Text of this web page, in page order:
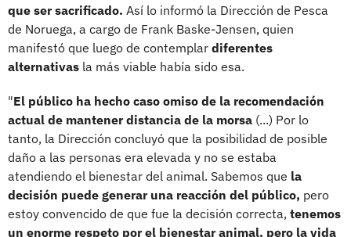
que ser sacrificado. Así lo informó la Dirección de Pesca
de Noruega, a cargo de Frank Baske-Jensen, quien
manifestó que luego de contemplar diferentes
alternativas la más viable había sido esa.
"El público ha hecho caso omiso de la recomendación
actual de mantener distancia de la morsa (...) Por lo
tanto, la Dirección concluyó que la posibilidad de posible
daño a las personas era elevada y no se estaba
atendiendo el bienestar del animal. Sabemos que la
decisión puede generar una reacción del público, pero
estoy convencido de que fue la decisión correcta, tenemos
un enorme respeto por el bienestar animal, pero la vida